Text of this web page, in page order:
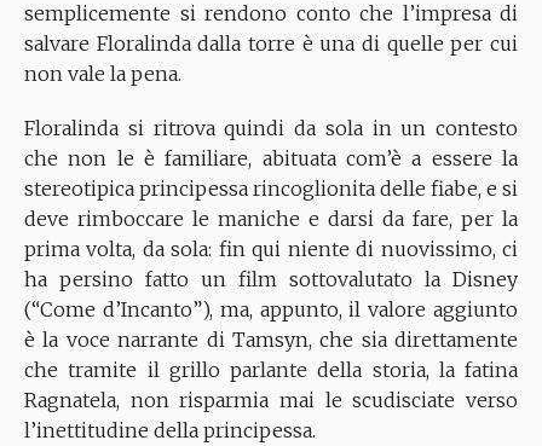
semplicemente si rendono conto che l’impresa di
salvare Floralinda dalla torre è una di quelle per cui
non vale la pena.
Floralinda si ritrova quindi da sola in un contesto
che non le è familiare, abituata com’è a essere la
stereotipica principessa rincoglionita delle fiabe, e si
deve rimboccare le maniche e darsi da fare, per la
prima volta, da sola: fin qui niente di nuovissimo, ci
ha persino fatto un film sottovalutato la Disney
(“Come d’Incanto”), ma, appunto, il valore aggiunto
è la voce narrante di Tamsyn, che sia direttamente
che tramite il grillo parlante della storia, la fatina
Ragnatela, non risparmia mai le scudisciate verso
l’inettitudine della principessa.